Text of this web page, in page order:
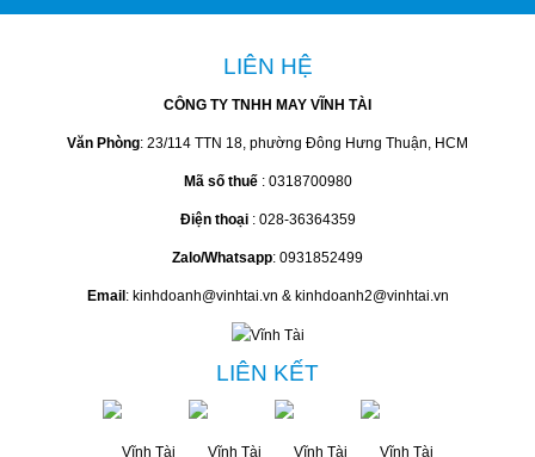
LIÊN HỆ
CÔNG TY TNHH MAY VĨNH TÀI
Văn Phòng: 23/114 TTN 18, phường Đông Hưng Thuận, HCM
Mã số thuế : 0318700980
Điện thoại : 028-36364359
Zalo/Whatsapp: 0931852499
Email : kinhdoanh@vinhtai.vn & kinhdoanh2@vinhtai.vn
LIÊN KẾT